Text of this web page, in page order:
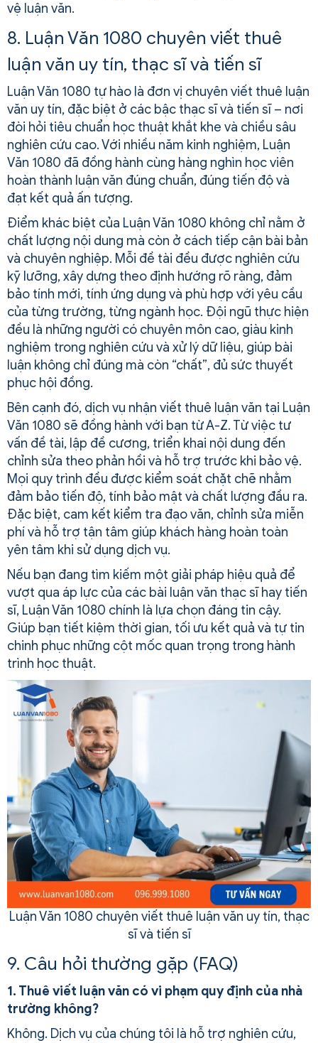
vệ luận văn.
8. Luận Văn 1080 chuyên viết thuê
luận văn uy tín, thạc sĩ và tiến sĩ
Luận Văn 1080 tự hào là đơn vị chuyên viết thuê luận
văn uy tín, đặc biệt ở các bậc thạc sĩ và tiến sĩ – nơi
đòi hỏi tiêu chuẩn học thuật khắt khe và chiều sâu
nghiên cứu cao. Với nhiều năm kinh nghiệm, Luận
Văn 1080 đã đồng hành cùng hàng nghìn học viên
hoàn thành luận văn đúng chuẩn, đúng tiến độ và
đạt kết quả ấn tượng.
Điểm khác biệt của Luận Văn 1080 không chỉ nằm ở
chất lượng nội dung mà còn ở cách tiếp cận bài bản
và chuyên nghiệp. Mỗi đề tài đều được nghiên cứu
kỹ lưỡng, xây dựng theo định hướng rõ ràng, đảm
bảo tính mới, tính ứng dụng và phù hợp với yêu cầu
của từng trường, từng ngành học. Đội ngũ thực hiện
đều là những người có chuyên môn cao, giàu kinh
nghiệm trong nghiên cứu và xử lý dữ liệu, giúp bài
luận không chỉ đúng mà còn “chất”, đủ sức thuyết
phục hội đồng.
Bên cạnh đó, dịch vụ nhận viết thuê luận văn tại Luận
Văn 1080 sẽ đồng hành với bạn từ A-Z. Từ việc tư
vấn đề tài, lập đề cương, triển khai nội dung đến
chỉnh sửa theo phản hồi và hỗ trợ trước khi bảo vệ.
Mọi quy trình đều được kiểm soát chặt chẽ nhằm
đảm bảo tiến độ, tính bảo mật và chất lượng đầu ra.
Đặc biệt, cam kết kiểm tra đạo văn, chỉnh sửa miễn
phí và hỗ trợ tận tâm giúp khách hàng hoàn toàn
yên tâm khi sử dụng dịch vụ.
Nếu bạn đang tìm kiếm một giải pháp hiệu quả để
vượt qua áp lực của các bài luận văn thạc sĩ hay tiến
sĩ, Luận Văn 1080 chính là lựa chọn đáng tin cậy.
Giúp bạn tiết kiệm thời gian, tối ưu kết quả và tự tin
chinh phục những cột mốc quan trọng trong hành
trình học thuật.
Luận Văn 1080 chuyên viết thuê luận văn uy tín, thạc
sĩ và tiến sĩ
9. Câu hỏi thường gặp (FAQ)
1. Thuê viết luận văn có vi phạm quy định của nhà
trường không?
Không. Dịch vụ của chúng tôi là hỗ trợ nghiên cứu,